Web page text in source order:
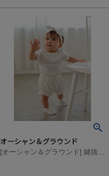
オーシャン＆グラウンド